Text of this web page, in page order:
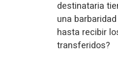
destinataria
una
hasta recibir
transferidos?